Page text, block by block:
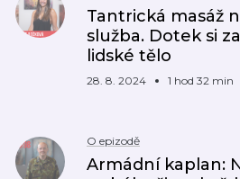
Tantrická masáž
služba. Dotek si
lidské tělo
28. 8. 2024 1 hod 32 min
O epizodě
Armádní kaplan: